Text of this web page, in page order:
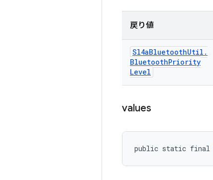
戻り値
Sl4aBluetoothUtil .
BluetoothPriority
Level
values
public static final